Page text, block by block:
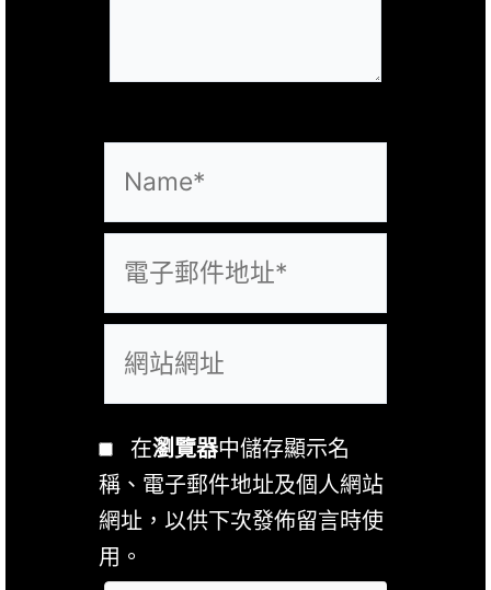
郵
*
網
址
在瀏覽器中儲存顯示名
稱、電子郵件地址及個人網站
網址，以供下次發佈留言時使
用。